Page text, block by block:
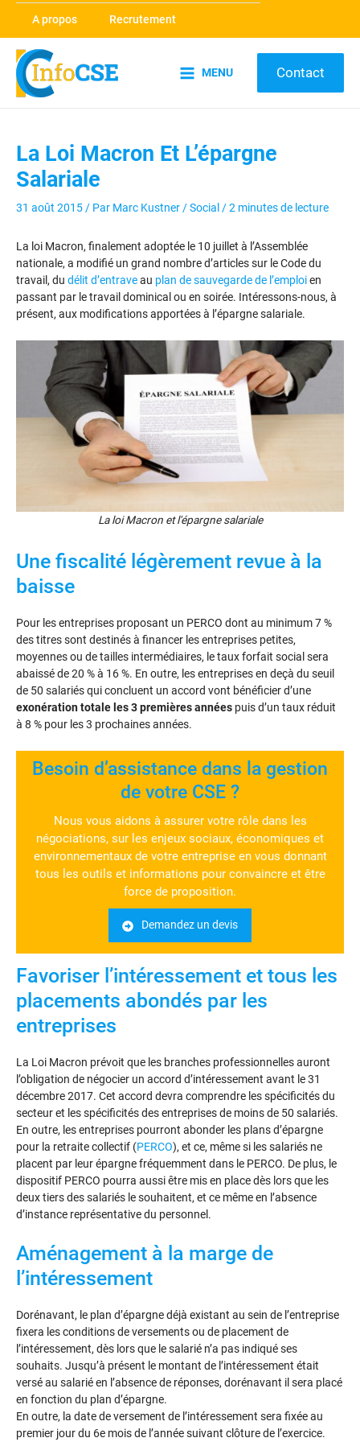
Aller
contenu
A propos Recrutement
MENU Contact
La Loi Macron Et L’épargne
Salariale
31 août 2015/ Par Marc Kustner/Social /2 minutes de lecture
La loi Macron, finalement adoptée le 10 juillet à l’Assemblée
nationale, a modifié un grand nombre d’articles sur le Code du
travail, du délit d’entraveau plan de sauvegarde de l’emploien
passant par le travail dominical ou en soirée. Intéressons-nous, à
présent, aux modifications apportées à l’épargne salariale.
La loi Macron et l'épargne salariale
Une fiscalité légèrement revue à la
baisse
Pour les entreprises proposant un PERCO dont au minimum 7 %
des titres sont destinés à financer les entreprises petites,
moyennes ou de tailles intermédiaires, le taux forfait social sera
abaissé de 20 % à 16 %. En outre, les entreprises en deçà du seuil
de 50 salariés qui concluent un accord vont bénéficier d’une
exonération totale les 3 premières années puis d’un taux réduit
à 8 % pour les 3 prochaines années.
Besoin d’assistance dans la gestion
de votre CSE ?
Nous vous aidons à assurer votre rôle dans les
négociations, sur les enjeux sociaux, économiques et
environnementaux de votre entreprise en vous donnant
tous les outils et informations pour convaincre et être
force de proposition.
Demandez un devis
Favoriser l’intéressement et tous les
placements abondés par les
entreprises
La Loi Macron prévoit que les branches professionnelles auront
l’obligation de négocier un accord d’intéressement avant le 31
décembre 2017. Cet accord devra comprendre les spécificités du
secteur et les spécificités des entreprises de moins de 50 salariés.
En outre, les entreprises pourront abonder les plans d’épargne
pour la retraite collectif (PERCO), et ce, même si les salariés ne
placent par leur épargne fréquemment dans le PERCO. De plus, le
dispositif PERCO pourra aussi être mis en place dès lors que les
deux tiers des salariés le souhaitent, et ce même en l’absence
d’instance représentative du personnel.
Aménagement à la marge de
l’intéressement
Dorénavant, le plan d’épargne déjà existant au sein de l’entreprise
fixera les conditions de versements ou de placement de
l’intéressement, dès lors que le salarié n’a pas indiqué ses
souhaits. Jusqu’à présent le montant de l’intéressement était
versé au salarié en l’absence de réponses, dorénavant il sera placé
en fonction du plan d’épargne.
En outre, la date de versement de l’intéressement sera fixée au
premier jour du 6e mois de l’année suivant clôture de l’exercice.